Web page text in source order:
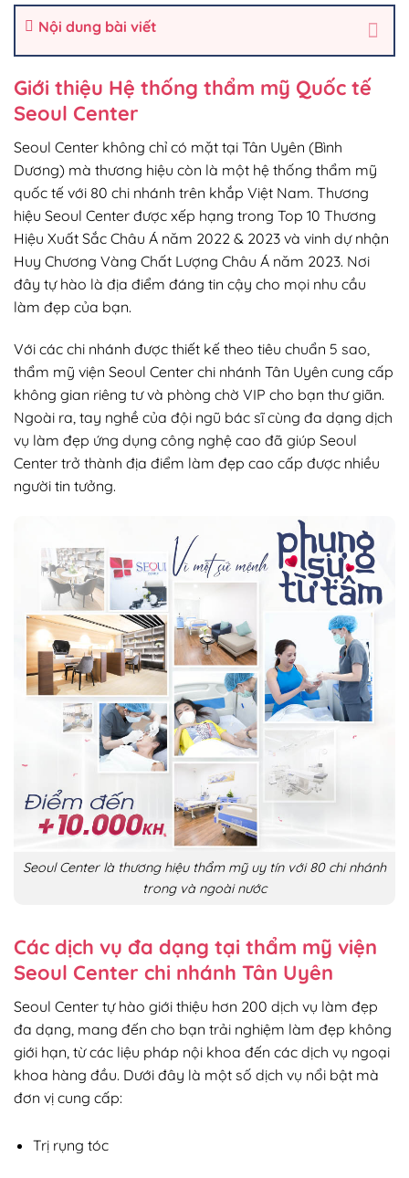
Nội dung bài viết
Giới thiệu Hệ thống thẩm mỹ Quốc tế
Seoul Center
Seoul Center không chỉ có mặt tại Tân Uyên (Bình
Dương) mà thương hiệu còn là một hệ thống thẩm mỹ
quốc tế với 80 chi nhánh trên khắp Việt Nam. Thương
hiệu Seoul Center được xếp hạng trong Top 10 Thương
Hiệu Xuất Sắc Châu Á năm 2022 & 2023 và vinh dự nhận
Huy Chương Vàng Chất Lượng Châu Á năm 2023. Nơi
đây tự hào là địa điểm đáng tin cậy cho mọi nhu cầu
làm đẹp của bạn.
Với các chi nhánh được thiết kế theo tiêu chuẩn 5 sao,
thẩm mỹ viện Seoul Center chi nhánh Tân Uyên cung cấp
không gian riêng tư và phòng chờ VIP cho bạn thư giãn.
Ngoài ra, tay nghề của đội ngũ bác sĩ cùng đa dạng dịch
vụ làm đẹp ứng dụng công nghệ cao đã giúp Seoul
Center trở thành địa điểm làm đẹp cao cấp được nhiều
người tin tưởng.
Seoul Center là thương hiệu thẩm mỹ uy tín với 80 chi nhánh
trong và ngoài nước
Các dịch vụ đa dạng tại thẩm mỹ viện
Seoul Center chi nhánh Tân Uyên
Seoul Center tự hào giới thiệu hơn 200 dịch vụ làm đẹp
đa dạng, mang đến cho bạn trải nghiệm làm đẹp không
giới hạn, từ các liệu pháp nội khoa đến các dịch vụ ngoại
khoa hàng đầu. Dưới đây là một số dịch vụ nổi bật mà
đơn vị cung cấp:
Trị rụng tóc